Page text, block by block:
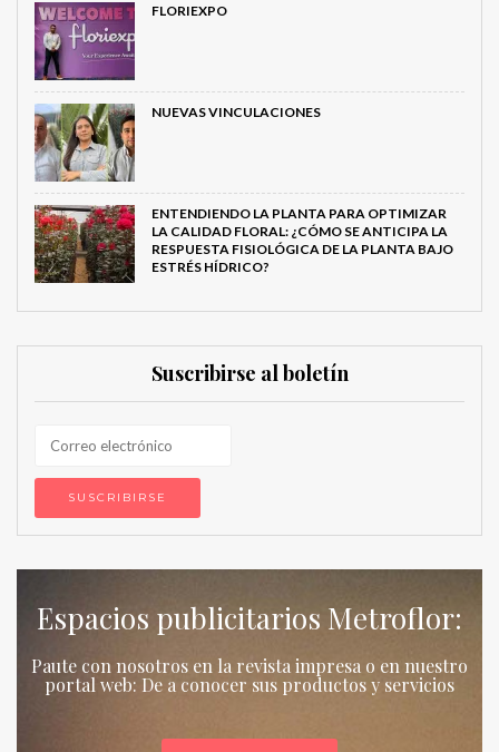
FLORIEXPO
NUEVAS VINCULACIONES
ENTENDIENDO LA PLANTA PARA OPTIMIZAR
LA CALIDAD FLORAL: ¿CÓMO SE ANTICIPA LA
RESPUESTA FISIOLÓGICA DE LA PLANTA BAJO
ESTRÉS HÍDRICO?
Suscribirse al boletín
Espacios publicitarios Metroflor:
Paute con nosotros en la revista impresa o en nuestro
portal web: De a conocer sus productos y servicios